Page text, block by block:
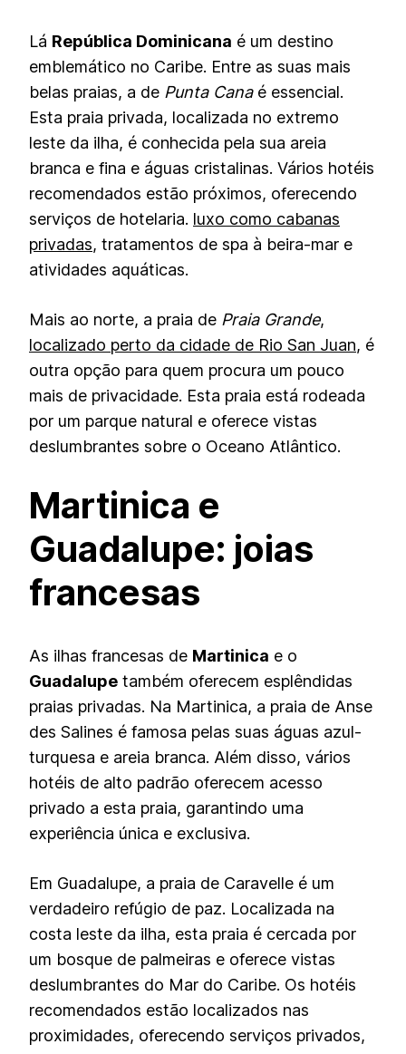
Lá República Dominicana é um destino
emblemático no Caribe. Entre as suas mais
belas praias, a de Punta Canaé essencial.
Esta praia privada, localizada no extremo
leste da ilha, é conhecida pela sua areia
branca e fina e águas cristalinas. Vários hotéis
recomendados estão próximos, oferecendo
serviços de hotelaria. luxo como cabanas
privadas, tratamentos de spa à beira-mar e
atividades aquáticas.
Mais ao norte, a praia de Praia Grande,
localizado perto da cidade de Rio San Juan, é
outra opção para quem procura um pouco
mais de privacidade. Esta praia está rodeada
por um parque natural e oferece vistas
deslumbrantes sobre o Oceano Atlântico.
Martinica e
Guadalupe: joias
francesas
As ilhas francesas de Martinica e o
Guadalupe também oferecem esplêndidas
praias privadas. Na Martinica, a praia de Anse
des Salines é famosa pelas suas águas azul-
turquesa e areia branca. Além disso, vários
hotéis de alto padrão oferecem acesso
privado a esta praia, garantindo uma
experiência única e exclusiva.
Em Guadalupe, a praia de Caravelle é um
verdadeiro refúgio de paz. Localizada na
costa leste da ilha, esta praia é cercada por
um bosque de palmeiras e oferece vistas
deslumbrantes do Mar do Caribe. Os hotéis
recomendados estão localizados nas
proximidades, oferecendo serviços privados,